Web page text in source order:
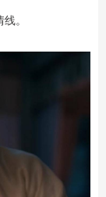
。